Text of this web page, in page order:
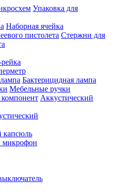
Упаковка для
Наборная ячейка
Стержни для
Бактерицидная лампа
Мебельные ручки
Аккустический
капсюль
микрофон